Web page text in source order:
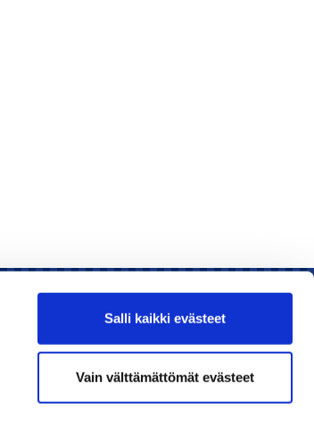
Salli kaikki evästeet
Vain välttämättömät evästeet
Liity jäseneksi